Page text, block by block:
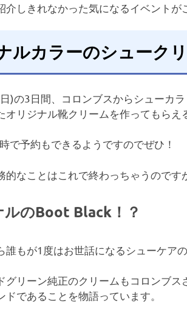
介しきれなかった気になるイベントが
ルカラーのシューク
)の3日間、コロンブスからシューカ
オリジナル靴クリームを作ってもらえ
で予約もできるようですのでぜひ！
的なことはこれで終わっちゃうのです
ルのBoot Black！？
誰もが1度はお世話になるシューケア
グリーン純正のクリームもコロンブ
ドであることを物語っています。